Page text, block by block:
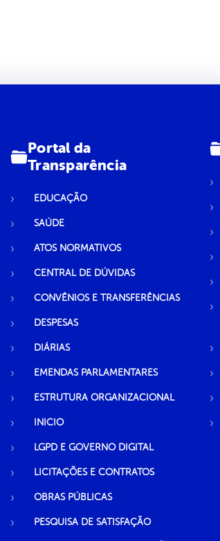
Portal da
Transparência
EDUCAÇÃO
SAÚDE
ATOS NORMATIVOS
CENTRAL DE DÚVIDAS
CONVÊNIOS E TRANSFERÊNCIAS
DESPESAS
DIÁRIAS
EMENDAS PARLAMENTARES
ESTRUTURA ORGANIZACIONAL
INICIO
LGPD E GOVERNO DIGITAL
LICITAÇÕES E CONTRATOS
OBRAS PÚBLICAS
PESQUISA DE SATISFAÇÃO